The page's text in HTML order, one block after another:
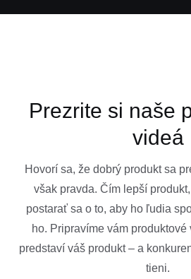
Prezrite si naše
videá
Hovorí sa, že dobrý produkt sa
však pravda. Čím lepší
postarať sa o to, aby ho ľudia
ho. Pripravíme vám
predstaví váš produkt – a
tieni.